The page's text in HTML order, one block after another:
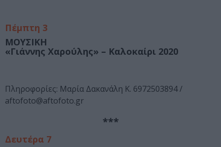
Πέμπτη 3
ΜΟΥΣΙΚΗ
«Γιάννης Χαρούλης» – Καλοκαίρι 2020
Πληροφορίες: Μαρία Δακανάλη Κ. 6972503894 /
aftofoto@aftofoto.gr
***
Δευτέρα 7